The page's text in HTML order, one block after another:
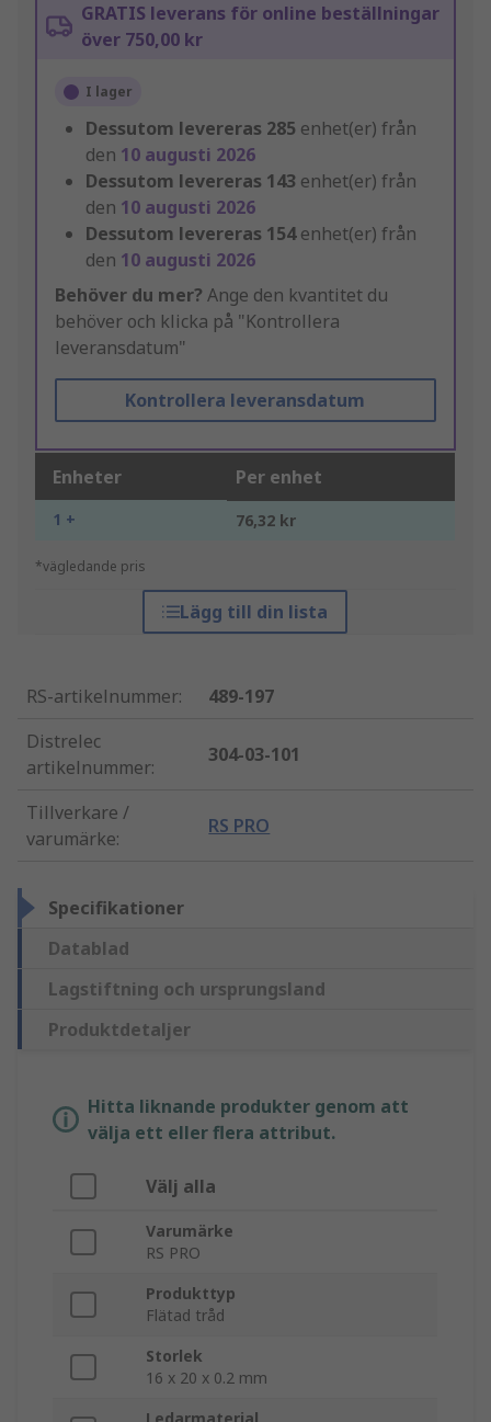
GRATIS leverans för online beställningar
över 750,00 kr
I lager
Dessutom levereras 285 enhet(er) från
den 10 augusti 2026
Dessutom levereras 143 enhet(er) från
den 10 augusti 2026
Dessutom levereras 154enhet(er) från
den 10 augusti 2026
Behöver du mer? Ange den kvantitet du
behöver och klicka på "Kontrollera
leveransdatum"
Kontrollera leveransdatum
Enheter Per enhet
1 + 76,32 kr
*vägledande pris
Lägg till din lista
RS-artikelnummer:
489-197
Distrelec
artikelnummer:
304-03-101
Tillverkare /
varumärke:
RS PRO
Specifikationer
Datablad
Lagstiftning och ursprungsland
Produktdetaljer
Hitta liknande produkter genom att
välja ett eller flera attribut.
Välj alla
Varumärke
RS PRO
Produkttyp
Flätad tråd
Storlek
16 x 20 x 0.2 mm